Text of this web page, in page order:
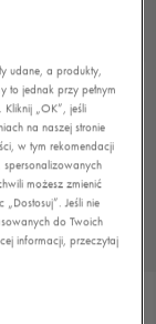
1/3
udane, a produkty,
to jednak przy pełnym
„OK”, jeśli
na naszej stronie
w tym rekomendacji
możesz zmienić
Jeśli nie
do Twoich
informacji, przeczytaj